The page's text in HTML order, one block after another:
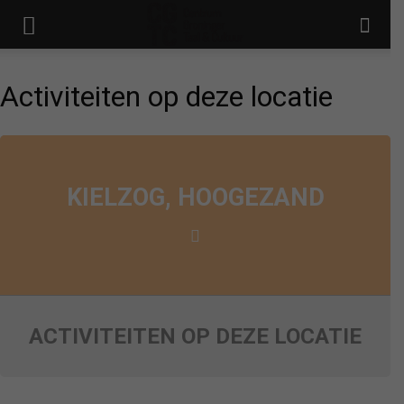
Activiteiten op deze locatie
KIELZOG, HOOGEZAND
ACTIVITEITEN OP DEZE LOCATIE